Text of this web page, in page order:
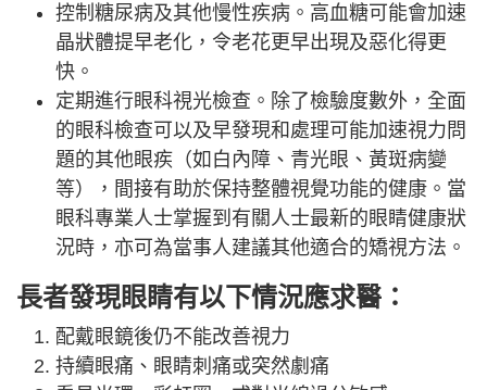
控制糖尿病及其他慢性疾病。高血糖可能會加速
晶狀體提早老化，令老花更早出現及惡化得更
快。
定期進行眼科視光檢查。除了檢驗度數外，全面
的眼科檢查可以及早發現和處理可能加速視力問
題的其他眼疾（如白內障、青光眼、黃斑病變
等），間接有助於保持整體視覺功能的健康。當
眼科專業人士掌握到有關人士最新的眼睛健康狀
況時，亦可為當事人建議其他適合的矯視方法。
長者發現眼睛有以下情況應求醫：
配戴眼鏡後仍不能改善視力
持續眼痛、眼睛刺痛或突然劇痛